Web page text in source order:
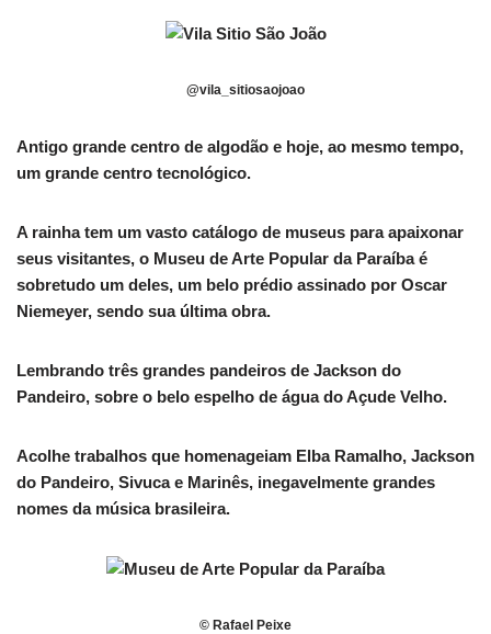
@vila_sitiosaojoao
Antigo grande centro de algodão e hoje, ao mesmo tempo,
um grande centro tecnológico.
A rainha tem um vasto catálogo de museus para apaixonar
seus visitantes, o Museu de Arte Popular da Paraíba é
sobretudo um deles, um belo prédio assinado por Oscar
Niemeyer, sendo sua última obra.
Lembrando três grandes pandeiros de Jackson do
Pandeiro, sobre o belo espelho de água do Açude Velho.
Acolhe trabalhos que homenageiam Elba Ramalho, Jackson
do Pandeiro, Sivuca e Marinês, inegavelmente grandes
nomes da música brasileira.
© Rafael Peixe